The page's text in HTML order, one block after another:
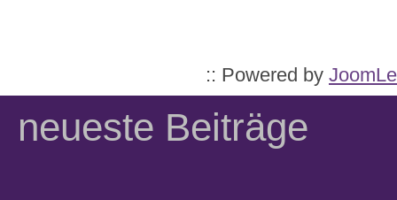
:: Powered by
neueste Beiträge